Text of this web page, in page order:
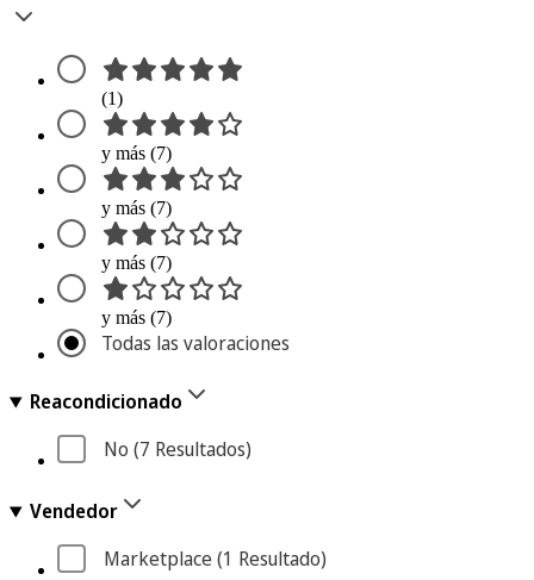
(1)
y más (7)
y más (7)
y más (7)
y más (7)
Todas las valoraciones
Reacondicionado
No (7 Resultados)
Vendedor
Marketplace (1 Resultado)